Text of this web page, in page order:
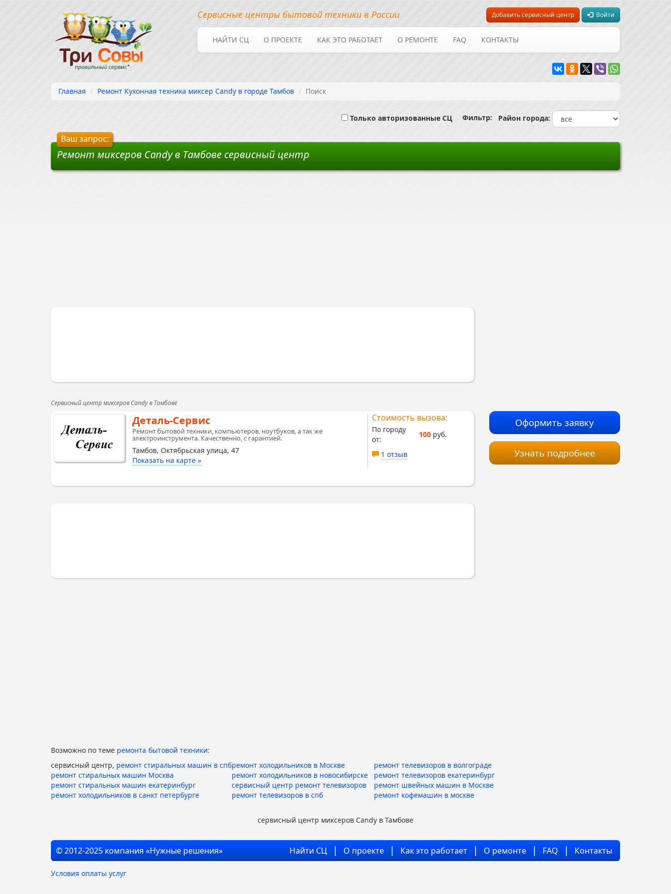
Добавить сервисный центр Войти
Сервисные центры бытовой техники в России
НАЙТИ СЦ О ПРОЕКТЕ КАК ЭТО РАБОТАЕТ О РЕМОНТЕ FAQ КОНТАКТЫ
Главная Ремонт Кухонная техника миксер Candy в городе Тамбов Поиск
Только авторизованные СЦ Фильтр: Район города:
Ваш запрос:
Ремонт миксеров Candy в Тамбове сервисный центр
Сервисный центр миксеров Candy в Тамбове
Деталь-Сервис
Ремонт бытовой техники, компьютеров, ноутбуков, а так же
электроинструмента. Качественно, с гарантией.
Тамбов, Октябрьская улица, 47
Показать на карте »
Стоимость вызова:
По городу
от:
100руб.
1 отзыв
Оформить заявку
Узнать подробнее
Возможно по теме ремонта бытовой техники:
сервисный центр, ремонт стиральных машин в спбремонт холодильников в Москве
ремонт телевизоров в волгограде
ремонт стиральных машин Москва
ремонт холодильников в новосибирске
ремонт телевизоров екатеринбург
ремонт стиральных машин екатеринбург
сервисный центр ремонт телевизоров
ремонт швейных машин в Москве
ремонт холодильников в санкт петербурге
ремонт телевизоров в спб ремонт кофемашин в москве
сервисный центр миксеров Candy в Тамбове
© 2012-2025 компания «Нужные решения» Найти СЦ О проекте Как это работает О ремонте FAQ Контакты
Условия оплаты услуг